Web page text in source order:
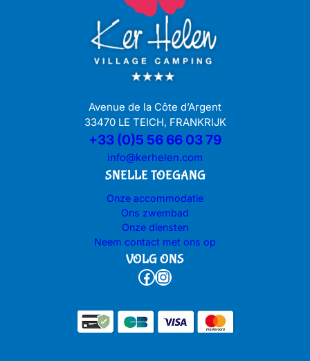
Avenue de la Côte d’Argent
33470 LE TEICH, FRANKRIJK
+33 (0)5 56 66 03 79
info@kerhelen.com
SNELLE TOEGANG
Onze accommodatie
Ons zwembad
Onze diensten
Neem contact met ons op
VOLG ONS
Facebook Instagram